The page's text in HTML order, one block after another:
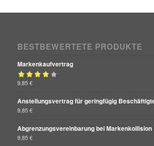
BESTBEWERTETE PRODUKTE
Markenkaufvertrag
Bewertet mit
9,85€
Anstellungsvertrag für geringfügig
9,85€
Abgrenzungsvereinbarung bei Markenkollision
9,85€